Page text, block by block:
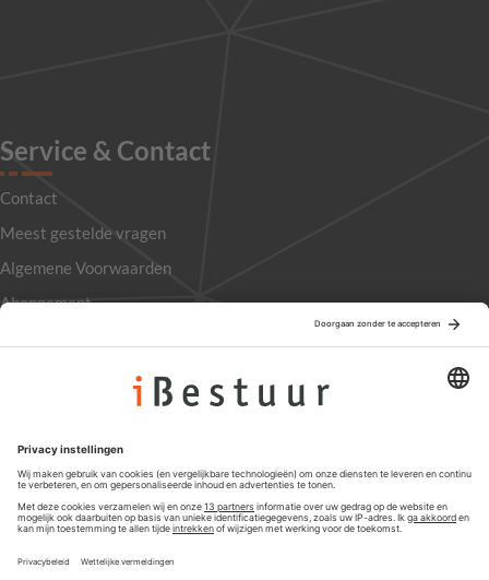
Service & Contact
Contact
Meest gestelde vragen
Algemene Voorwaarden
Abonnement
Privacyinstellingen